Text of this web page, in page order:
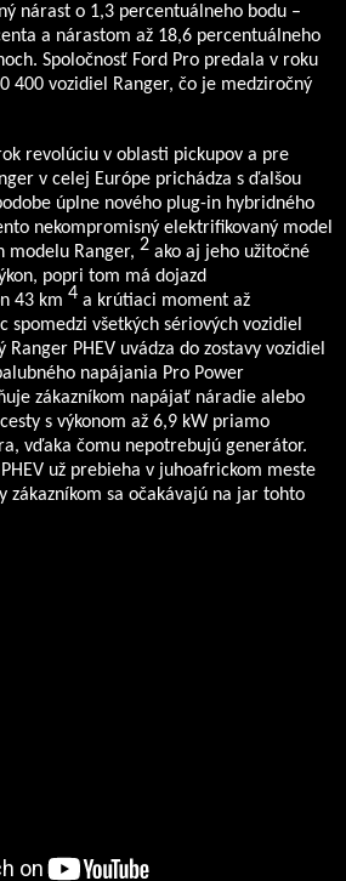
nárast o 1,3 percentuálneho bodu –
a nárastom až 18,6 percentuálneho
Spoločnosť Ford Pro predala v roku
400 vozidiel Ranger, čo je medziročný
revolúciu v oblasti pickupov a pre
v celej Európe prichádza s ďalšou
úplne nového plug-in hybridného
nekompromisný elektrifikovaný model
modelu Ranger, 2 ako aj jeho užitočné
popri tom má dojazd
43 km 4 a krútiaci moment až
spomedzi všetkých sériových vozidiel
Ranger PHEV uvádza do zostavy vozidiel
napájania Pro Power
zákazníkom napájať náradie alebo
s výkonom až 6,9 kW priamo
vďaka čomu nepotrebujú generátor.
už prebieha v juhoafrickom meste
zákazníkom sa očakávajú na jar tohto